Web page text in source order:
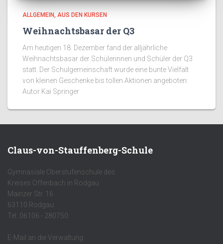
ALLGEMEIN AUS DEN KURSEN
Weihnachtsbasar der Q3
Am heutigen 18. Dezember fand der alljährliche
Weihnachtsbasar der Schülerinnen und Schüler der Q3
statt. Der Schulgemeinschaft wurde eine bunte Vielfalt
von kleinen Geschenke bis tollen Aktionen angeboten:
Autor Kai Springer
Claus-von-Stauffenberg-Schule
Gymnasiale Oberstufenschule des
Kreises Offenbach in Rodgau
Mainzer Str. 16
63110 Rodgau
Tel. 06106 - 280750
E-Mail an die Verwaltung: